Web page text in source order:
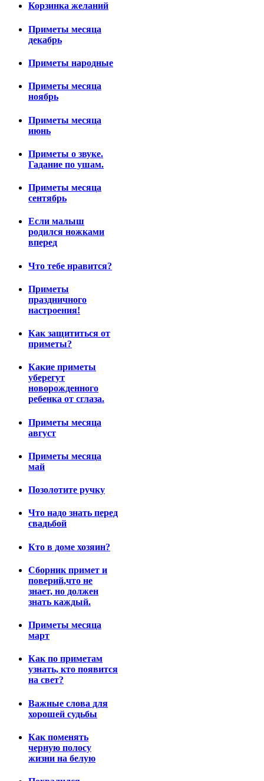
Корзинка желаний
Приметы месяца
декабрь
Приметы народные
Приметы месяца
ноябрь
Приметы месяца
июнь
Приметы о звуке.
Гадание по ушам.
Приметы месяца
сентябрь
Если малыш
родился ножками
вперед
Что тебе нравится?
Приметы
праздничного
настроения!
Как защититься от
приметы?
Какие приметы
уберегут
новорожденного
ребенка от сглаза.
Приметы месяца
август
Приметы месяца
май
Позолотите ручку
Что надо знать перед
свадьбой
Кто в доме хозяин?
Сборник примет и
поверий,что не
знает, но должен
знать каждый.
Приметы месяца
март
Как по приметам
узнать, кто появится
на свет?
Важные слова для
хорошей судьбы
Как поменять
черную полосу
жизни на белую